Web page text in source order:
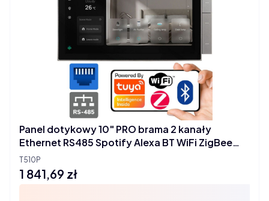
T510P
Panel dotykowy 10" PRO brama 2 kanały
Ethernet RS485 Spotify Alexa BT WiFi ZigBee
TUYA
Cena
1 841,69 zł